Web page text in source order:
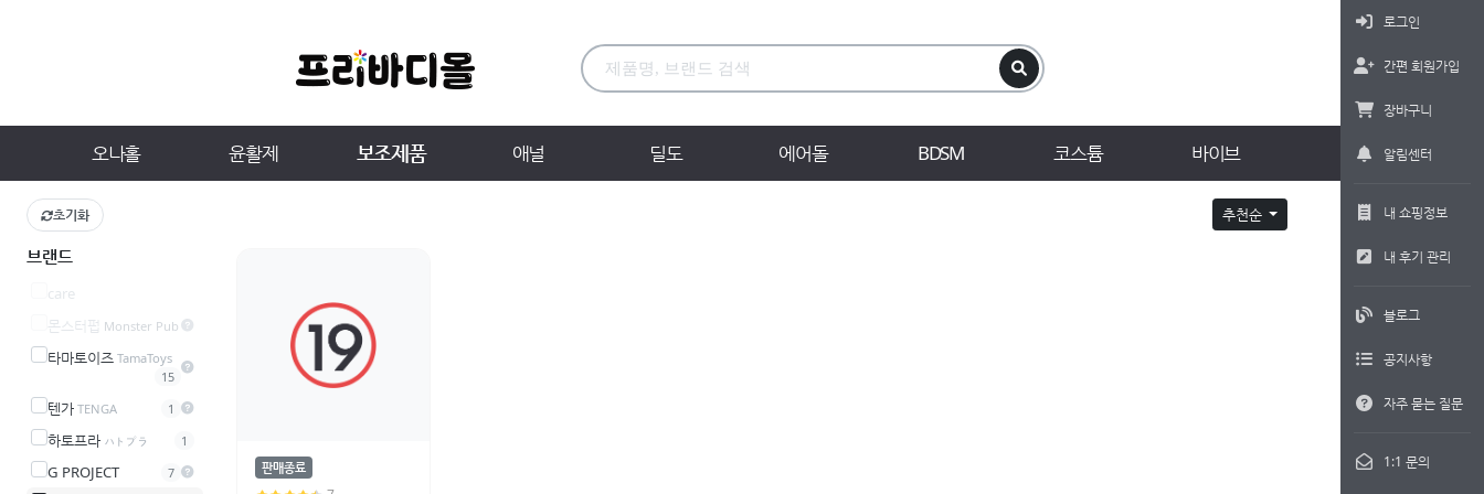
오나홀 윤활제 보조제품 애널 딜도 에어돌 BDSM 코스튬 바이브
로그인
간편 회원가입
장바구니
알림센터
내 쇼핑정보
내 후기 관리
블로그
공지사항
자주 묻는 질문
1:1 문의
초기화
브랜드
care
몬스터펍 Monster Pub
타마토이즈 TamaToys
15
텐가 TENGA 1
하토프라 ハトプラ 1
G PROJECT 7
추천순
판매종료